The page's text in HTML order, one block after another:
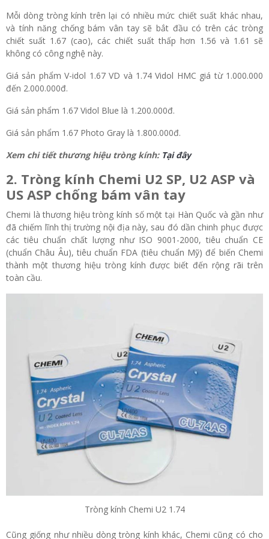
Mỗi dòng tròng kính trên lại có nhiều mức chiết suất khác nhau,
và tính năng chống bám vân tay sẽ bắt đầu có trên các tròng
chiết suất 1.67 (cao), các chiết suất thấp hơn 1.56 và 1.61 sẽ
không có công nghệ này.
Giá sản phẩm V-idol 1.67 VD và 1.74 Vidol HMC giá từ 1.000.000
đến 2.000.000đ.
Giá sản phẩm 1.67 Vidol Blue là 1.200.000đ.
Giá sản phẩm 1.67 Photo Gray là 1.800.000đ.
Xem chi tiết thương hiệu tròng kính: Tại đây
2. Tròng kính Chemi U2 SP, U2 ASP và
US ASP chống bám vân tay
Chemi là thương hiệu tròng kính số một tại Hàn Quốc và gần như
đã chiếm lĩnh thị trường nội địa này, sau đó dần chinh phục được
các tiêu chuẩn chất lượng như ISO 9001-2000, tiêu chuẩn CE
(chuẩn Châu Âu), tiêu chuẩn FDA (tiêu chuẩn Mỹ) để biến Chemi
thành một thương hiệu tròng kính được biết đến rộng rãi trên
toàn cầu.
Tròng kính Chemi U2 1.74
Cũng giống như nhiều dòng tròng kính khác, Chemi cũng có cho